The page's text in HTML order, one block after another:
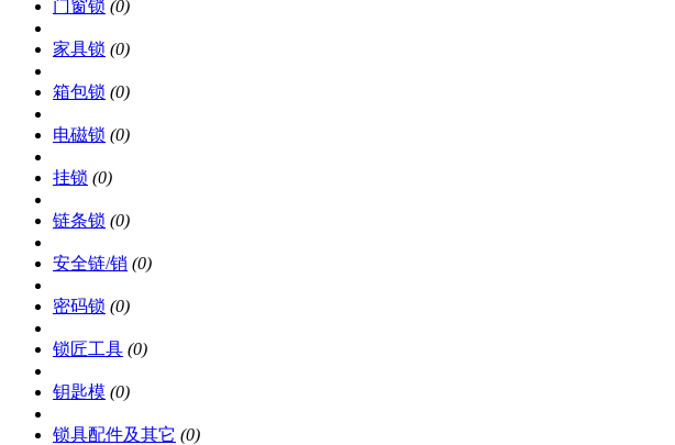
门窗锁 (0)
家具锁 (0)
箱包锁 (0)
电磁锁 (0)
挂锁 (0)
链条锁 (0)
安全链/销 (0)
密码锁 (0)
锁匠工具 (0)
钥匙模 (0)
锁具配件及其它 (0)